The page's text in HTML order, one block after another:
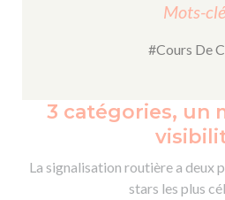
Mots-
#Cours De
​​3 catégories, un
La signalisation routière a deux
stars les plus